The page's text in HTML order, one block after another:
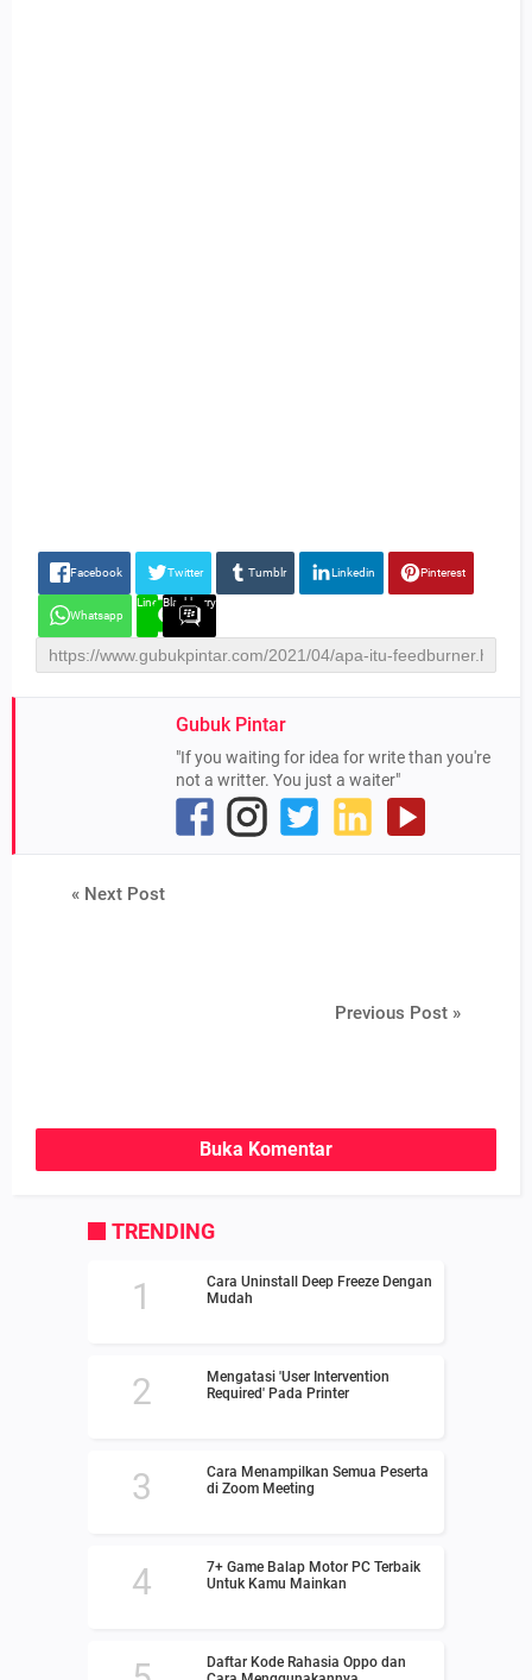
Facebook Twitter Tumblr Linkedin Pinterest
Whatsapp
Line Blackberry
Gubuk Pintar
"If you waiting for idea for write than you're
not a writter. You just a waiter"
« Next Post
Previous Post »
Buka Komentar
TRENDING
Cara Uninstall Deep Freeze Dengan
Mudah
Mengatasi 'User Intervention
Required' Pada Printer
Cara Menampilkan Semua Peserta
di Zoom Meeting
7+ Game Balap Motor PC Terbaik
Untuk Kamu Mainkan
Daftar Kode Rahasia Oppo dan